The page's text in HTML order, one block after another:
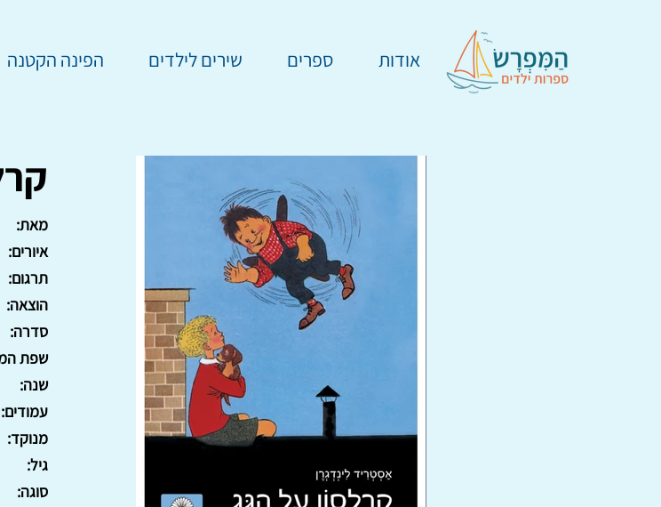
אודות ספרים שירים לילדים הפינה הקטנה
מאת:
איורים:
תרגום:
הוצאה:
סדרה:
שפת
שנה:
עמודים:
מנוקד:
גיל:
סוגה: